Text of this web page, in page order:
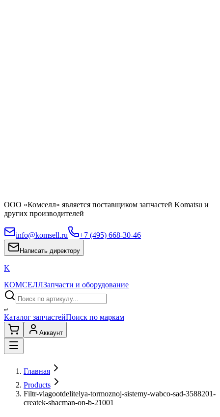
ООО «Комселл» является поставщиком запчастей Komatsu и
других производителей
info@komsell.ru +7 (495) 668-30-46
Написать директору
K
КОМСЕЛЛЗапчасти и оборудование
↵
Каталог запчастейПоиск по маркам
Аккаунт
Главная
Products
Filtr-vlagootdelitelya-tormoznoj-sistemy-wabco-sad-3588201-
createk-shacman-on-b-21001